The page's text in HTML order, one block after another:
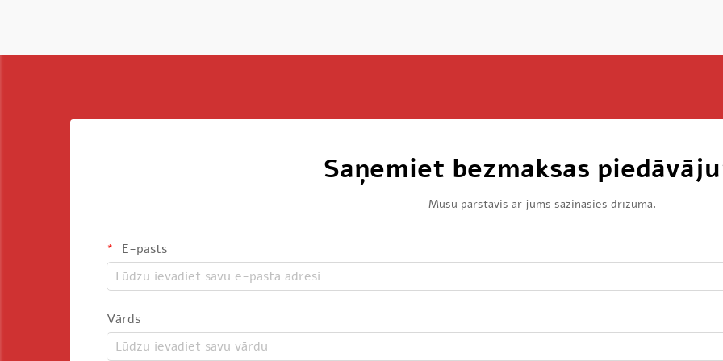
Saņemiet bezmaksas
Mūsu pārstāvis ar jums sazināsies drīzumā.
E-pasts
Vārds